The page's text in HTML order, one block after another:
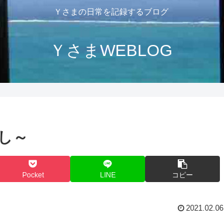
Ｙさまの日常を記録するブログ
ＹさまWEBLOG
～
Pocket LINE コピー
2021.02.06